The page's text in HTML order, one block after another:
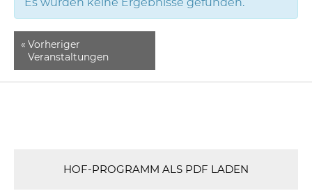
« Vorheriger
Veranstaltungen
HOF-PROGRAMM ALS PDF LADEN